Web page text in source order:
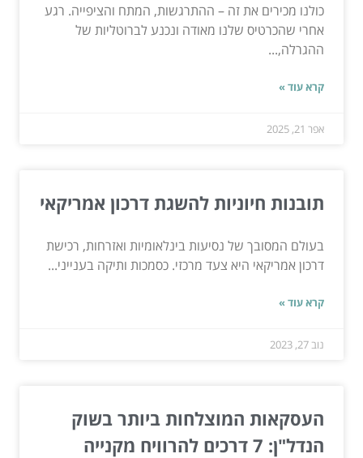
כולנו מכירים את זה – ההתרגשות, המתח והציפייה. רגע
אחרי שהכרטיס שלנו מאודה ונכנע לברוטליות של
ההגרלה,...
קרא עוד »
אפר 21, 2025
תובנות חיוניות להשגת דרכון אמריקאי
בעולם המסובך של נסיעות בינלאומיות ואזרחות, רכישת
דרכון אמריקאי היא צעד מרכזי. כסמכות ותיקה בענייני...
קרא עוד »
נוב 27, 2023
העסקאות המוצלחות ביותר בשוק
הנדל"ן: 7 דרכים להרוויח מקנייה